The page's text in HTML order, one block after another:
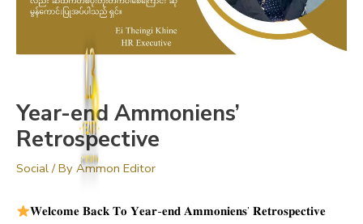
13
YEARS
ANNIVERSARY
Year-end Ammoniens’
Retrospective
Social/ By Ammon Editor
𝐖𝐞𝐥𝐜𝐨𝐦𝐞 𝐁𝐚𝐜𝐤 𝐓𝐨 𝐘𝐞𝐚𝐫-𝐞𝐧𝐝 𝐀𝐦𝐦𝐨𝐧𝐢𝐞𝐧𝐬’ 𝐑𝐞𝐭𝐫𝐨𝐬𝐩𝐞𝐜𝐭𝐢𝐯𝐞